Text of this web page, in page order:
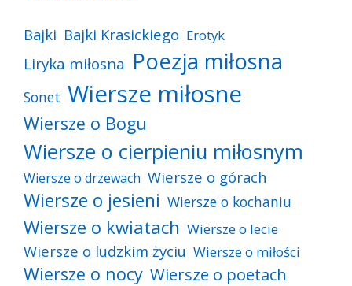
Bajki Bajki Krasickiego Erotyk
Liryka miłosna Poezja miłosna
Sonet Wiersze miłosne
Wiersze o Bogu
Wiersze o cierpieniu miłosnym
Wiersze o drzewach Wiersze o górach
Wiersze o jesieni Wiersze o kochaniu
Wiersze o kwiatach Wiersze o lecie
Wiersze o ludzkim życiu Wiersze o miłości
Wiersze o nocy Wiersze o poetach